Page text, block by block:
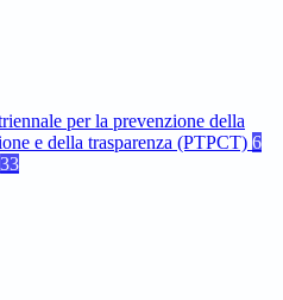
per la prevenzione della
e della trasparenza (PTPCT) 6
33